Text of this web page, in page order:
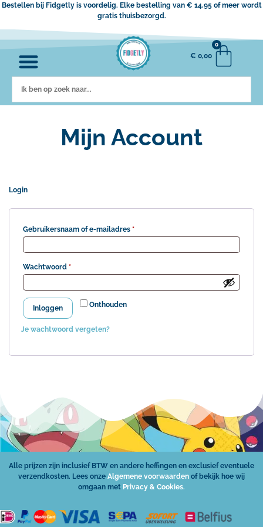
Bestellen bij Fidgetly is voordelig. Elke bestelling van € 14,95 of meer wordt
gratis thuisbezorgd.
€ 0,00
0
Mijn Account
Login
Gebruikersnaam of e-mailadres *
Wachtwoord *
Onthouden
Inloggen
Je wachtwoord vergeten?
Alle prijzen zijn inclusief BTW en andere heffingen en exclusief eventuele
verzendkosten. Lees onze Algemene voorwaarden of bekijk hoe wij
omgaan met Privacy & Cookies.